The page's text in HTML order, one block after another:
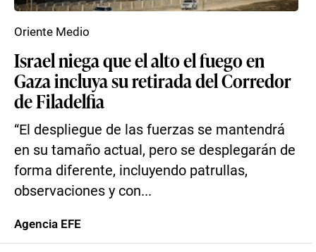
Israel niega que el alto el fuego en
Gaza incluya su retirada del Corredor
de Filadelfia
“El despliegue de las fuerzas se mantendrá
en su tamaño actual, pero se desplegarán de
forma diferente, incluyendo patrullas,
observaciones y con...
Oriente Medio
Agencia EFE